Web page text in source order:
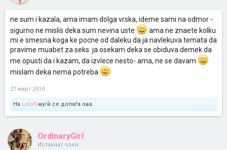
ne sum i kazala, ama imam dolga vrska, ideme sami na odmor -
sigurno ne mislis deka sum nevina uste
ama ne znaete kolku
mi e smesna koga ke pocne od daleku da ja navlekuva temata da
pravime muabet za seks. ja osekam deka se obiduva demek da
me opusti da i kazam, da izvlece nesto- ama, ne se davam
mislam deka nema potreba
27 март 2010
На Lolo5 му/ѝ се допаѓа ова.
OrdinaryGirl
Истакнат член